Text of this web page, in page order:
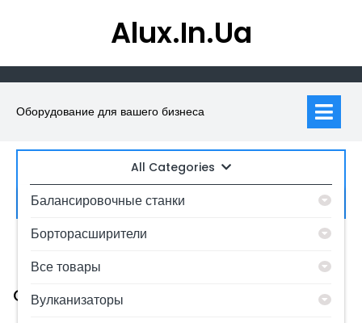
Alux.in.ua
Оборудование для вашего бизнеса
All Categories
Балансировочные станки
Борторасширители
Все товары
Вулканизаторы
Искать:
Category